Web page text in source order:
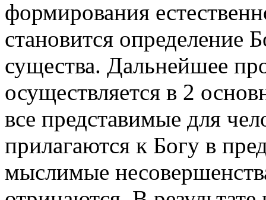
формирования
становится определение
существа. Дальнейшее
осуществляется в 2
все представимые для
прилагаются к Богу в
мыслимые